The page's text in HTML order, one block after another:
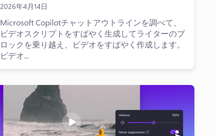
2026年4月14日
Microsoft Copilotチャットアウトラインを調べて、
ビデオスクリプトをすばやく生成してライターのブ
ロックを乗り越え、ビデオをすばやく作成します。
ビデオ...